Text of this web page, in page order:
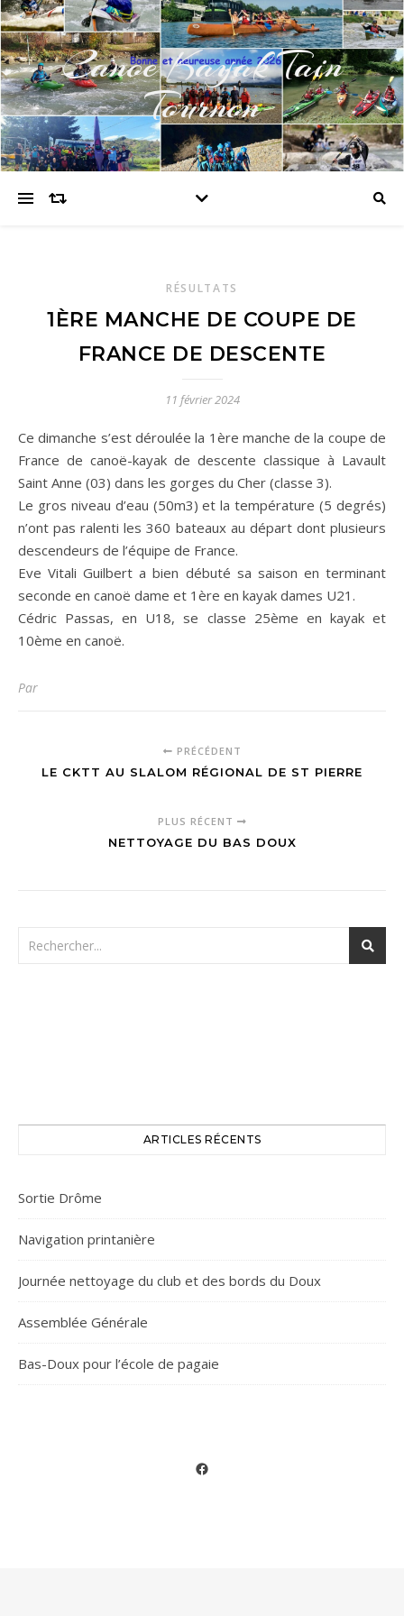
Canoe Kayak Tain
Tournon
RÉSULTATS
1ÈRE MANCHE DE COUPE DE
FRANCE DE DESCENTE
11 février 2024
Ce dimanche s’est déroulée la 1ère manche de la coupe de
France de canoë-kayak de descente classique à Lavault
Saint Anne (03) dans les gorges du Cher (classe 3).
Le gros niveau d’eau (50m3) et la température (5 degrés)
n’ont pas ralenti les 360 bateaux au départ dont plusieurs
descendeurs de l’équipe de France.
Eve Vitali Guilbert a bien débuté sa saison en terminant
seconde en canoë dame et 1ère en kayak dames U21.
Cédric Passas, en U18, se classe 25ème en kayak et
10ème en canoë.
Par
PRÉCÉDENT
LE CKTT AU SLALOM RÉGIONAL DE ST PIERRE
PLUS RÉCENT
NETTOYAGE DU BAS DOUX
ARTICLES RÉCENTS
Sortie Drôme
Navigation printanière
Journée nettoyage du club et des bords du Doux
Assemblée Générale
Bas-Doux pour l’école de pagaie
Facebook